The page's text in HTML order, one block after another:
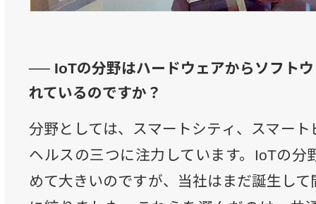
── IoTの分野はハードウェアからソフト
れているのですか？
分野としては、スマートシティ、スマー
ヘルスの三つに注力しています。IoTの分
めて大きいのですが、当社はまだ誕生し